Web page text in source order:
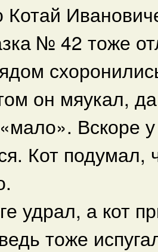
Котай
№ 42 тоже
он мяукал,
Вскоре
Кот подумал,
удрал, а кот
тоже